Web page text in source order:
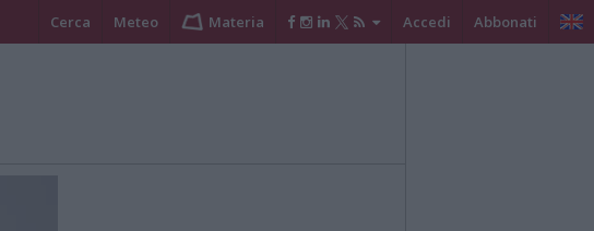
Cerca Meteo Materia Accedi Abbonati